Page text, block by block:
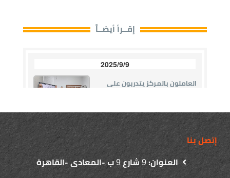
إتصل بنا
العنوان:9شارع9ب -المعادى -القاهرة